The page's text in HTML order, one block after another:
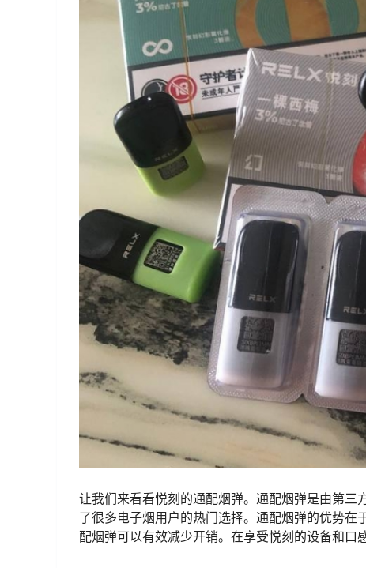
让我们来看看悦刻的通配烟弹。通配烟弹是由第
了很多电子烟用户的热门选择。通配烟弹的优势
配烟弹可以有效减少开销。在享受悦刻的设备和口